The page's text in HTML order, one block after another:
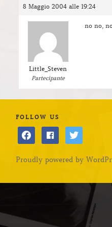
8 Maggio 2004 alle 19:24
Little_Steven
Partecipante
no no,
FOLLOW US
facebookfacebooktwitter
Proudly powered by